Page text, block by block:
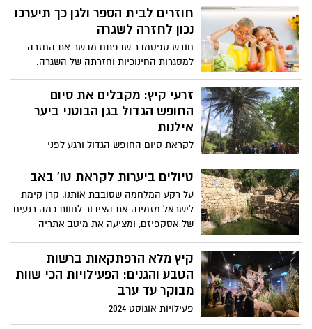
מזמינים את הציבור לקחת חלק ב"מחברים
עבר ועתיד - קיץ מורשת" - מגוון מופעי
מוסיקה ופעילויות חווייתיות לכל המשפחה,
שיתקיימו באתרי מורשת ברחבי הארץ בימים
ההשתתפות בכל הפעילויות הינה ללא תשלום,
אך מותנית בהרשמה מראש.
חוזרים לבית הספר ולגן כך תיערכו
נכון לחזרה לשגרה
חודש ספטמבר שבפתח מבשר את החזרה
למסגרות החינוכיות וחזרתה של השגרה.
ההרגלים שהילדים סיגלו לעצמם בקיץ, של
הקימה המאוחרת, שעות המסך האינסופיות
והרביצה מול המסכים, יידרשו להידחק
ובמקומם חזרתה של שגרה מבורכת, הליכה
לבית הספר, סדר יום קבוע, חוגים וגם חזרה
לשגרת תזונה נכונה. לדברי תמר ידין, דיאטנית
קלינית יועצת לחברת הרבלייף: "כדי שהילד
וגם אנחנו נעבור בהצלחה לשגרת החיים
החדשה, מומלץ להתחיל לעשות מספר
שינויים כשבוע לפני תחילת הלימודים, שיקלו
על המעבר משגרת קיץ חזרה לשגרת לימודים
זרעי קיץ: מקבלים את סיום
החופש הגדול בגן הבוטני ביער
אילנות
לקראת סיום החופש הגדול ורגע לפני
שחוזרים לבתי הספר, קרן קימת לישראל
מזמינה את הציבור הרחב ליהנות ממגוון
פעילויות שייערכו בגן הבוטני אילנות. מדובר
בפעילויות אשר מתאימות לכלל הגילאים.
טיולים ביערות לקראת טו' באב
על רקע המלחמה שסובבת אותנו, קרן קימת
לישראל מזמינה את הציבור לחוות כמה רגעים
של אסקפיזם, ומציעה את מיטב אתריה
טו' באב.
קיץ מלא הרפתקאות ברשות
הטבע והגנים: הפעילויות הכי שוות
מבוקר עד ערב
פעילויות אוגוסט 2024